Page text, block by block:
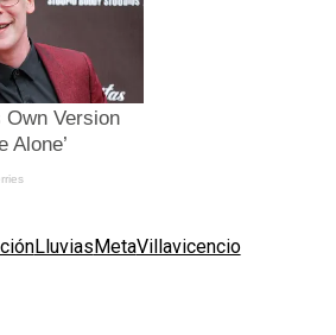
LluviasMetaVillavicencio